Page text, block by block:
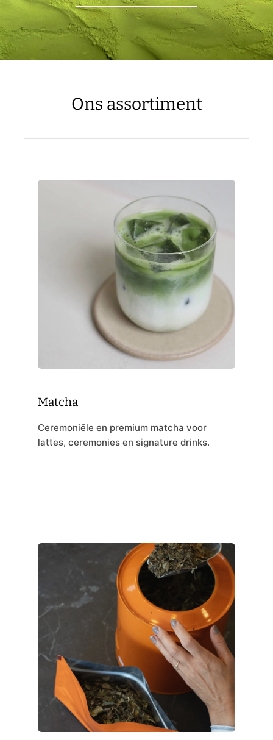
Ons assortiment
Matcha
Ceremoniële en premium matcha voor
lattes, ceremonies en signature drinks.